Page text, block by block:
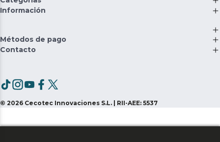
Información
Métodos de pago
Contacto
© 2026 Cecotec Innovaciones S.L. | RII-AEE: 5537